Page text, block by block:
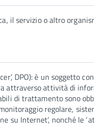
il servizio o altro
DPO): è un soggetto
attraverso attività di
di trattamento sono
regolare,
Internet’, nonché le